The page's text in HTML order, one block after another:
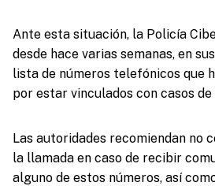
Ante esta situación, la Policía
desde hace varias semanas, en
lista de números telefónicos que
por estar vinculados con casos
Las autoridades recomiendan no
la llamada en caso de recibir
alguno de estos números, así